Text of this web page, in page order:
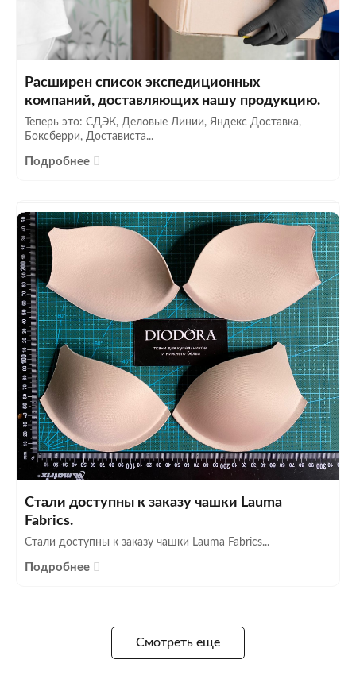
Расширен список экспедиционных
компаний, доставляющих нашу продукцию.
Теперь это: СДЭК, Деловые Линии, Яндекс Доставка,
Боксберри, Достависта...
Подробнее
Стали доступны к заказу чашки Lauma
Fabrics.
Стали доступны к заказу чашки Lauma Fabrics...
Подробнее
Смотреть еще